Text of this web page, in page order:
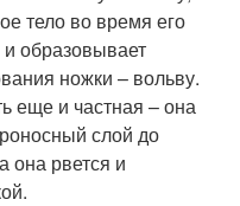
тело во время его
образовывает
ножки – вольву.
еще и частная – она
слой до
она рвется и